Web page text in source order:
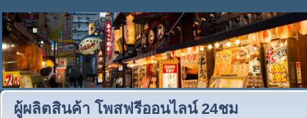
ผู้ผลิตสินค้า โพสฟรีออนไลน์ 24ชม